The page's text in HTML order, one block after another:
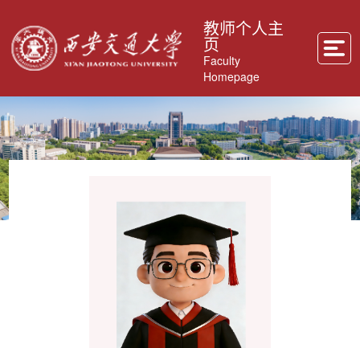
教师个人主
页
Faculty
Homepage